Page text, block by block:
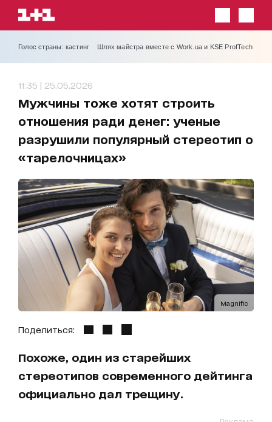
Голос страны: кастинг Шлях майстра вместе с Work.ua и KSE ProfTech
11:35 | 25.05.2026
Мужчины тоже хотят строить
отношения ради денег: ученые
разрушили популярный стереотип о
«тарелочницах»
Magnific
Поделиться:
Похоже, один из старейших
стереотипов современного дейтинга
официально дал трещину.